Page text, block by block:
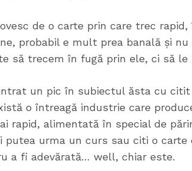
de o carte prin care trec
probabil e mult prea banală și
să trecem în fugă prin ele, ci să le
un pic în subiectul ăsta cu
o întreagă industrie care
rapid, alimentată în special de
putea urma un curs sau citi o
a fi adevărată… well, chiar este.